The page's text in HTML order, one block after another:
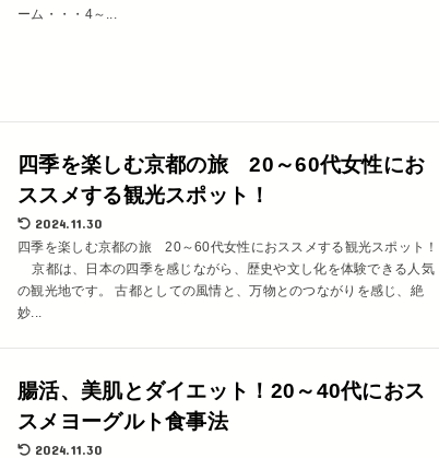
ーム・・・4～...
四季を楽しむ京都の旅 20～60代女性にお
ススメする観光スポット！
2024.11.30
四季を楽しむ京都の旅 20～60代女性におススメする観光スポット！
京都は、日本の四季を感じながら、歴史や文し化を体験できる人気
の観光地です。 古都としての風情と、万物とのつながりを感じ、絶
妙...
腸活、美肌とダイエット！20～40代におス
スメヨーグルト食事法
2024.11.30